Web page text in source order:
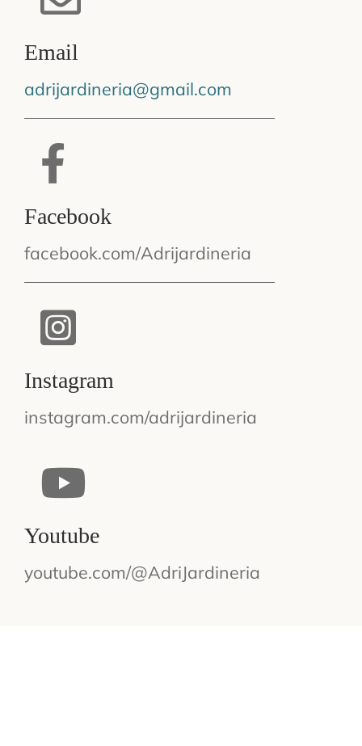
Email
adrijardineria@gmail.com
Facebook
facebook.com/Adrijardineria
Instagram
instagram.com/adrijardineria
Youtube
youtube.com/@AdriJardineria